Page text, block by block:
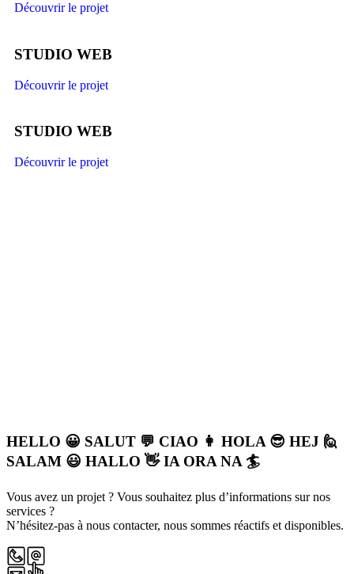
Découvrir le projet
STUDIO WEB
Découvrir le projet
STUDIO WEB
Découvrir le projet
HELLO 😀 SALUT 💬 CIAO 👩 HOLA 😎 HEJ 🙋
SALAM 😃 HALLO 👋IA ORA NA 🏄
Vous avez un projet ? Vous souhaitez plus d’informations sur nos
services ?
N’hésitez-pas à nous contacter, nous sommes réactifs et disponibles.